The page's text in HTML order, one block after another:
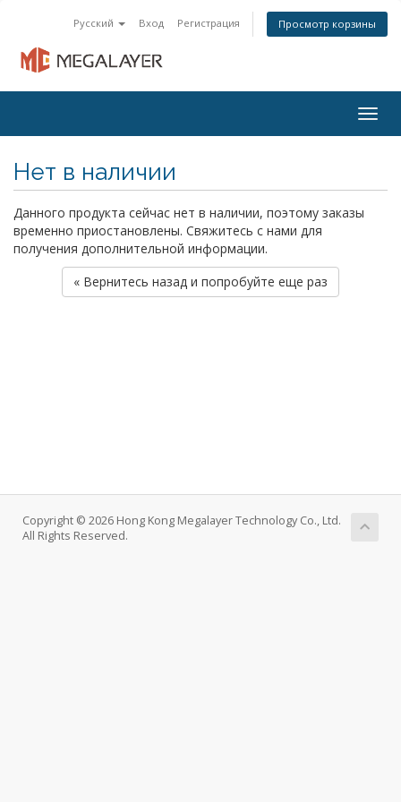
Русский Вход Регистрация Просмотр корзины
Нет в наличии
Данного продукта сейчас нет в наличии, поэтому заказы
временно приостановлены. Свяжитесь с нами для
получения дополнительной информации.
« Вернитесь назад и попробуйте еще раз
Copyright © 2026 Hong Kong Megalayer Technology Co., Ltd.
All Rights Reserved.